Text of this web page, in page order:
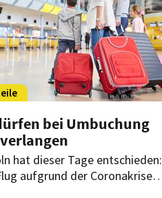
bei Umbuchung
hat dieser Tage entschieden:
aufgrund der Coronakrise